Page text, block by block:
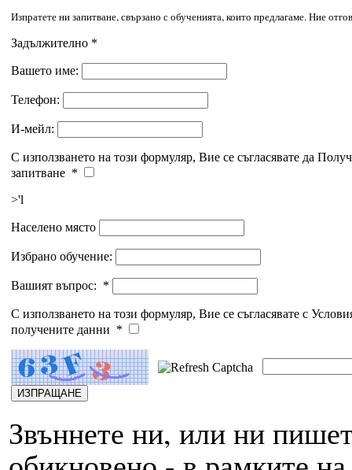
Изпратете ни запитване, свързано с обученията, които предлагаме. Ние
Задължително *
Вашето име:
Телефон:
И-мейл:
С използването на този формуляр, Вие се съгласявате да
запитване *
>'l
Населено място
Избрано обучение:
Вашият въпрос: *
С използването на този формуляр, Вие се съгласявате c
получените данни *
Звъннете ни, или ни